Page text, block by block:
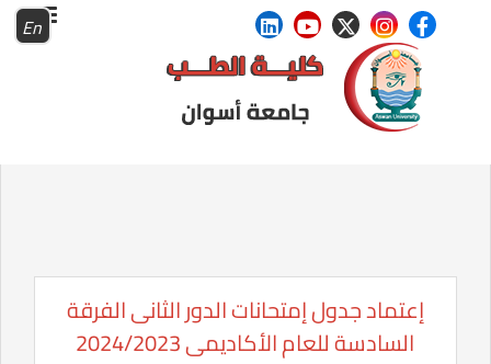
En
إعتماد جدول إمتحانات الدور الثانى الفرقة
السادسة للعام الأكاديمى 2024/2023